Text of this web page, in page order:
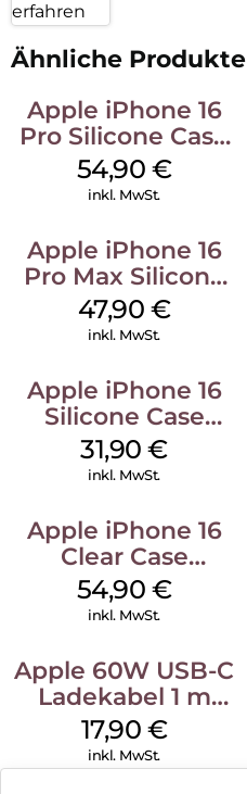
erfahren
Ähnliche Produkte
Apple iPhone 16
Pro Silicone Case
MagSafe Black
54,90 €
inkl. MwSt.
Apple iPhone 16
Pro Max Silicone
Case MagSafe
Black
47,90 €
inkl. MwSt.
Apple iPhone 16
Silicone Case
MagSafe Fuchsia
31,90€
inkl. MwSt.
Apple iPhone 16
Clear Case
MagSafe
Transparent
54,90 €
inkl. MwSt.
Apple 60W USB-C
Ladekabel 1 m
Weiß
17,90 €
inkl. MwSt.